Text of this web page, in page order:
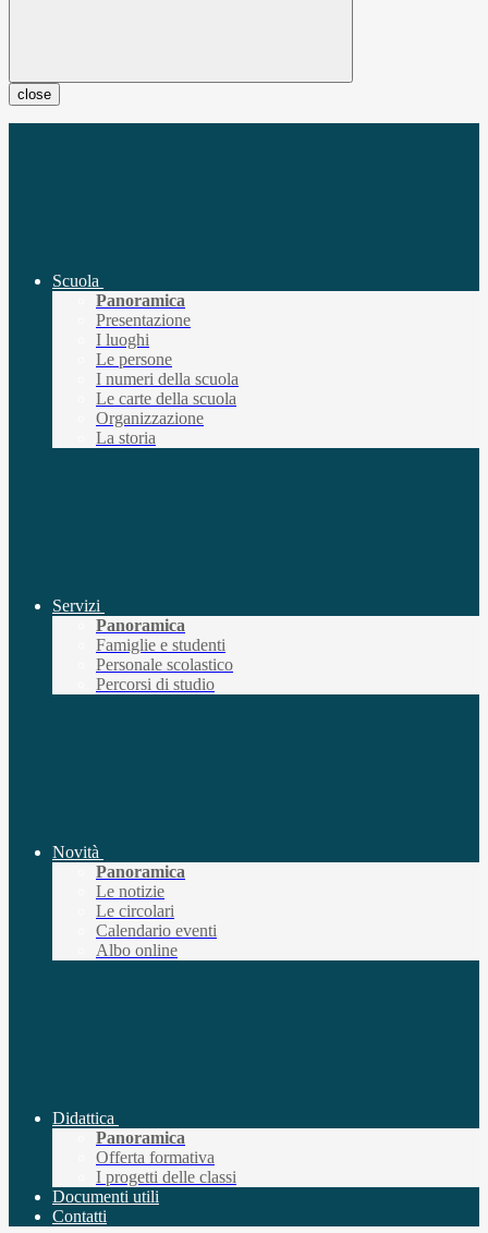
close
Scuola
Panoramica
Presentazione
I luoghi
Le persone
I numeri della scuola
Le carte della scuola
Organizzazione
La storia
Servizi
Panoramica
Famiglie e studenti
Personale scolastico
Percorsi di studio
Novità
Panoramica
Le notizie
Le circolari
Calendario eventi
Albo online
Didattica
Panoramica
Offerta formativa
I progetti delle classi
Documenti utili
Contatti